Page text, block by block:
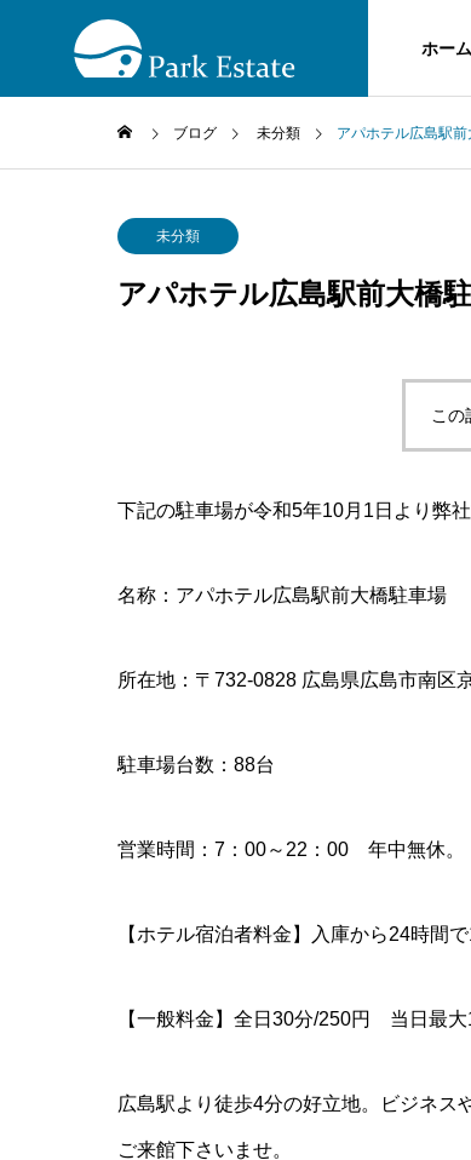
ホーム
ブログ 未分類 アパホテル広島駅
未分類
アパホテル広島駅前大橋
この
下記の駐車場が令和5年10月1日より弊
名称：アパホテル広島駅前大橋駐車場
所在地：〒732-0828 広島県広島市南区
駐車場台数：88台
営業時間：7：00～22：00 年中無休。
【ホテル宿泊者料金】入庫から24時間
【一般料金】全日30分/250円 当日最
広島駅より徒歩4分の好立地。ビジネス
ご来館下さいませ。